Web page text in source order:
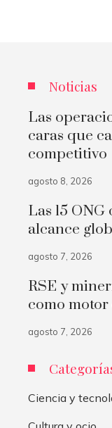
Noticias
Las
caras que
competitivo
agosto 8, 2026
Las 15
alcance
agosto 7, 2026
RSE y
como
agosto 7, 2026
Ciencia y